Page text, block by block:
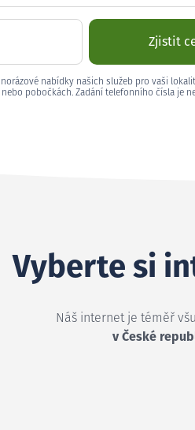
Zjistit
nabídky našich služeb pro vaši
pobočkách. Zadání telefonního čísla je
Vyberte si
Náš internet je téměř
v České